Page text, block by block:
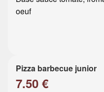
oeuf
Pizza barbecue junior
7.50 €